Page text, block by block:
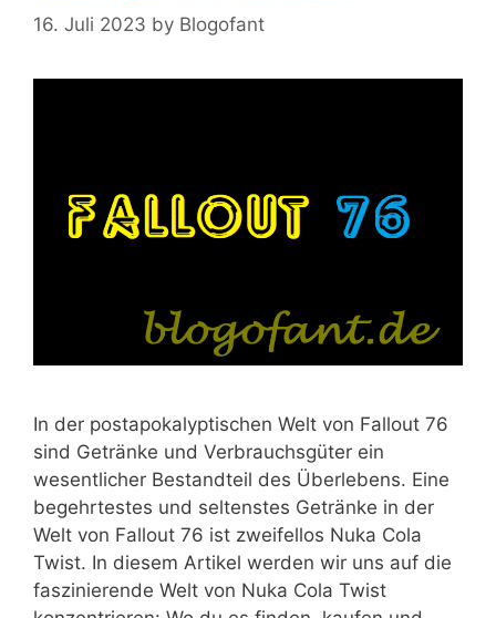
16. Juli 2023 by Blogofant
In der postapokalyptischen Welt von Fallout 76
sind Getränke und Verbrauchsgüter ein
wesentlicher Bestandteil des Überlebens. Eine
begehrtestes und seltenstes Getränke in der
Welt von Fallout 76 ist zweifellos Nuka Cola
Twist. In diesem Artikel werden wir uns auf die
faszinierende Welt von Nuka Cola Twist